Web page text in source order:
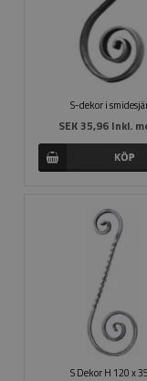
S-dekor i
SEK 35,96 Inkl.
S Dekor H 120 x